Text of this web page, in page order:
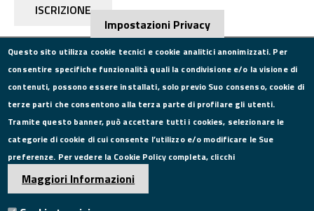
ISCRIZIONE
CONTATTI
Via Roma, 75, 81100 Caserta
Tel. 0823249111
Pec:camera.commercio.caserta@ce.legalmail.camcom.it
Email:info@ce.camcom.it
DATI PER LA FATTURAZIONE
Impostazioni Privacy
Questo sito utilizza cookie tecnici e cookie analitici anonimizzati. Per
consentire specifiche funzionalità quali la condivisione e/o la visione di
contenuti, possono essere installati, solo previo Suo consenso, cookie di
terze parti che consentono alla terza parte di profilare gli utenti.
Tramite questo banner, può accettare tutti i cookies, selezionare le
categorie di cookie di cui consente l’utilizzo e/o modificare le Sue
preferenze. Per vedere la Cookie Policy completa, clicchi
Maggiori Informazioni